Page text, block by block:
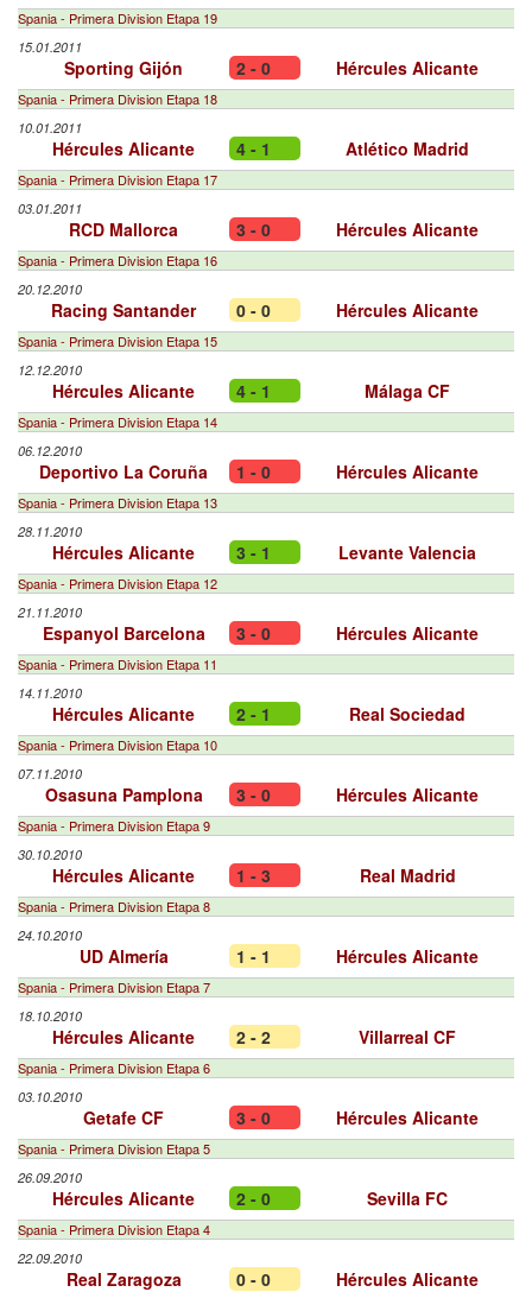
Spania - Primera Division Etapa 19
15.01.2011
Sporting Gijón 2 - 0 Hércules Alicante
Spania - Primera Division Etapa 18
10.01.2011
Hércules Alicante 4 - 1 Atlético Madrid
Spania - Primera Division Etapa 17
03.01.2011
RCD Mallorca 3 - 0 Hércules Alicante
Spania - Primera Division Etapa 16
20.12.2010
Racing Santander 0 - 0 Hércules Alicante
Spania - Primera Division Etapa 15
12.12.2010
Hércules Alicante 4 - 1 Málaga CF
Spania - Primera Division Etapa 14
06.12.2010
Deportivo La Coruña 1 - 0 Hércules Alicante
Spania - Primera Division Etapa 13
28.11.2010
Hércules Alicante 3 - 1 Levante Valencia
Spania - Primera Division Etapa 12
21.11.2010
Espanyol Barcelona 3 - 0 Hércules Alicante
Spania - Primera Division Etapa 11
14.11.2010
Hércules Alicante 2 - 1 Real Sociedad
Spania - Primera Division Etapa 10
07.11.2010
Osasuna Pamplona 3 - 0 Hércules Alicante
Spania - Primera Division Etapa 9
30.10.2010
Hércules Alicante 1 - 3 Real Madrid
Spania - Primera Division Etapa 8
24.10.2010
UD Almería 1 - 1 Hércules Alicante
Spania - Primera Division Etapa 7
18.10.2010
Hércules Alicante 2 - 2 Villarreal CF
Spania - Primera Division Etapa 6
03.10.2010
Getafe CF 3 - 0 Hércules Alicante
Spania - Primera Division Etapa 5
26.09.2010
Hércules Alicante 2 - 0 Sevilla FC
Spania - Primera Division Etapa 4
22.09.2010
Real Zaragoza 0 - 0 Hércules Alicante